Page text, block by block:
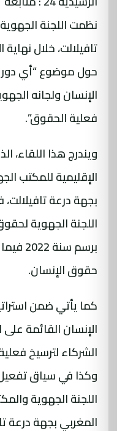
نظمت اللجنة
تافيلالت، خلال نهاية
حول موضوع “أي
الإنسان ولجانه
فعلية الحقوق”.
ويندرج هذا اللقاء،
الإقليمية للمكتب
بجهة درعة
اللجنة الجهوية
برسم
حقوق الإنسان.
كما يأتي ضمن
الإنسان القائمة
الشركاء لترسيخ
وكذا في سياق تفعيل
اللجنة الجهوية
المغربي بجهة درعة